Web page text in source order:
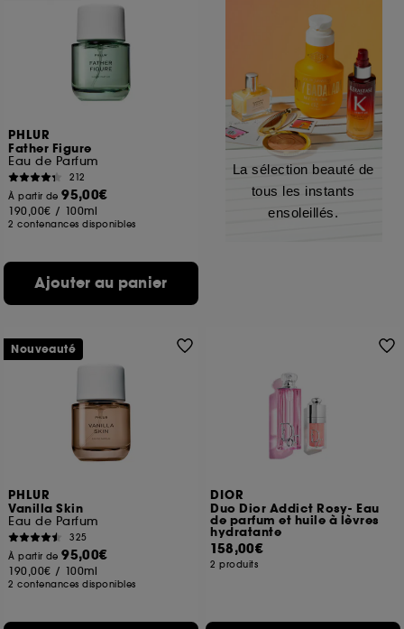
PHLUR
Father Figure
Eau de Parfum
212
À partir de95,00€
190,00€ / 100ml
2 contenances disponibles
Ajouter au panier
La sélection beauté de
tous les instants
ensoleillés.
PHLUR
Vanilla Skin
Eau de Parfum
325
À partir de95,00€
190,00€ / 100ml
2 contenances disponibles
Nouveauté
DIOR
Duo Dior Addict Rosy- Eau
de parfum et huile à lèvres
hydratante
158,00€
2 produits